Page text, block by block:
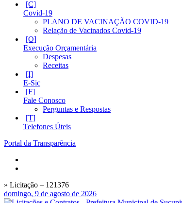
Covid-19
PLANO DE VACINAÇÃO COVID-19
Relação de Vacinados Covid-19
Execução Orçamentária
Despesas
Receitas
E-Sic
Fale Conosco
Perguntas e Respostas
Telefones Úteis
Portal da Transparência
» Licitação – 121376
domingo, 9 de agosto de 2026